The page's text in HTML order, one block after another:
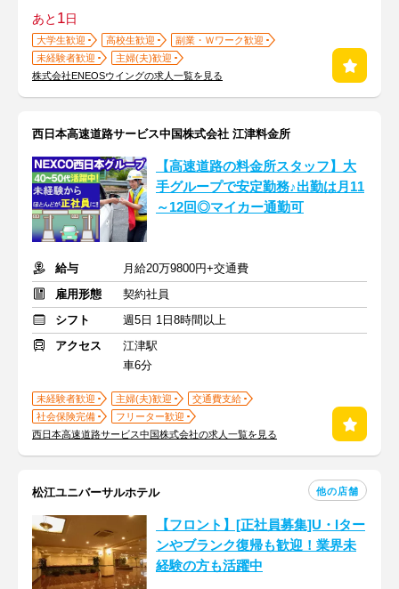
あと 1日
大学生歓迎 高校生歓迎
副業・Ｗワーク歓迎
未経験者歓迎
主婦(夫)歓迎
株式会社ENEOSウイングの求人一覧を見る
西日本高速道路サービス中国株式会社 江津料金所
【高速道路の料金所スタッフ】大
手グループで安定勤務♪出勤は月11
～12回◎マイカー通勤可
給与
月給20万9800円+交通費
雇用形態
契約社員
シフト
週5日 1日8時間以上
アクセス
江津駅
車6分
未経験者歓迎 主婦(夫)歓迎
交通費支給
社会保険完備
フリーター歓迎
西日本高速道路サービス中国株式会社の求人一覧を見る
松江ユニバーサルホテル 他の店舗
【フロント】[正社員募集]U・Iター
ンやブランク復帰も歓迎！業界未
経験の方も活躍中